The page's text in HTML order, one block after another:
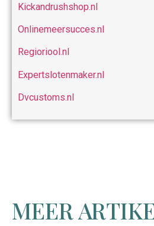
Kickandrushshop.nl
Onlinemeersucces.nl
Regioriool.nl
Expertslotenmaker.nl
Dvcustoms.nl
MEER